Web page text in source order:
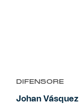
DIFENSORE
Johan Vásquez